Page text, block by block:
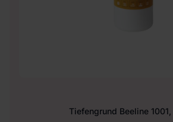
Tiefengrund Beeline